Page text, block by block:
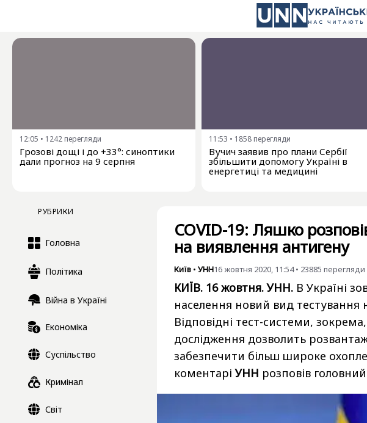
12:05 • 1242 перегляди
Грозові дощі і до +33°: синоптики
дали прогноз на 9 серпня
11:53 • 1858 перегляди
Вучич заявив про плани Сербії
збільшити допомогу Україні в
енергетиці та медицині
РУБРИКИ
Головна
Політика
Війна в Україні
Економіка
Суспільство
Кримінал
Світ
COVID-19: Ляшко
на виявлення антигену
Київ • УНН16 жовтня 2020, 11:54• 23885 перегляди
КИЇВ. 16 жовтня. УНН. В Україні
населення новий вид тестування
Відповідні тест-системи,
дослідження дозволить
забезпечити більш широке
коментаріУНН розповів